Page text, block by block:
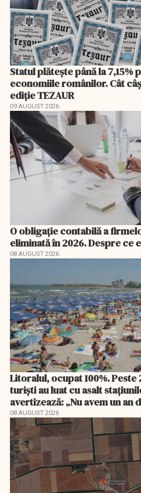
Statul plătește până la 7,15%
economiile românilor. Cât
ediție TEZAUR
09 AUGUST 2026
O obligație contabilă a
eliminată în 2026. Despre ce
08 AUGUST 2026
Litoralul, ocupat 100%. Peste
turiști au luat cu asalt
avertizează: „Nu avem un an
08 AUGUST 2026